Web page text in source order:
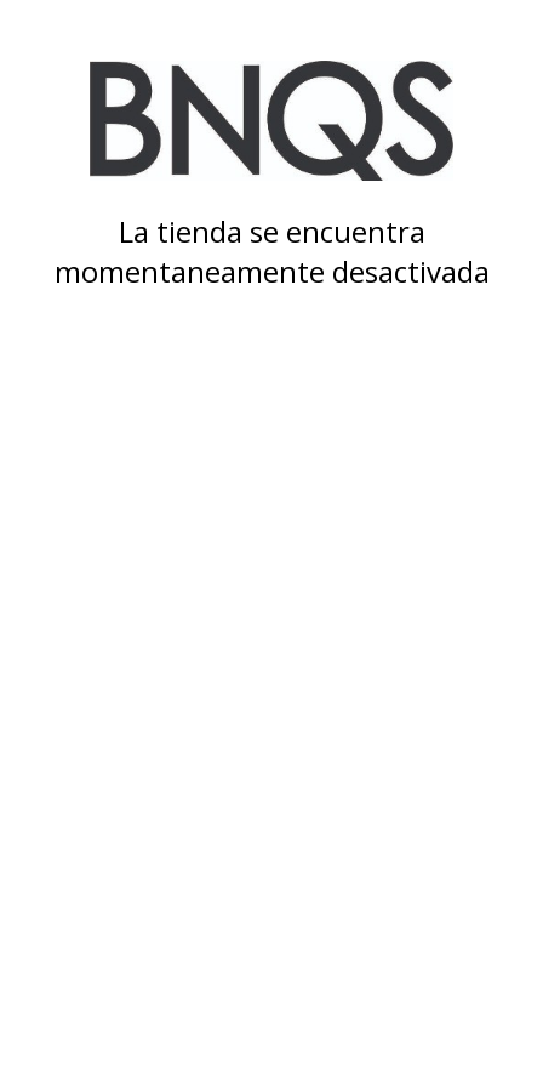
La tienda se encuentra
momentaneamente desactivada